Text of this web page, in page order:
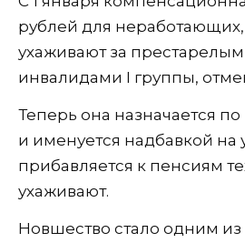
рублей для
ухаживают за
инвалидами I группы,
Теперь она назначается
и именуется надбавкой на
прибавляется к пенсиям
ухаживают.
Новшество стало одним